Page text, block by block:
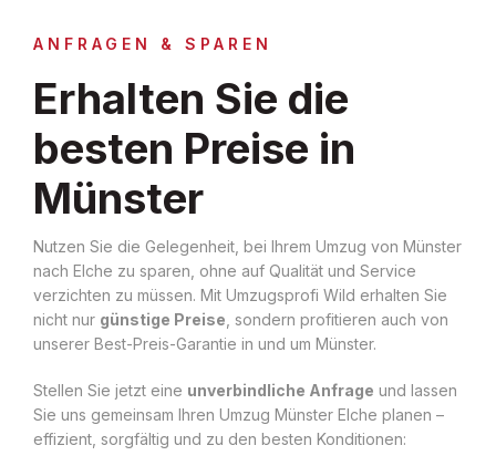
ANFRAGEN & SPAREN
Erhalten Sie die
besten Preise in
Münster
Nutzen Sie die Gelegenheit, bei Ihrem Umzug von Münster
nach Elche zu sparen, ohne auf Qualität und Service
verzichten zu müssen. Mit Umzugsprofi Wild erhalten Sie
nicht nur günstige Preise , sondern profitieren auch von
unserer Best-Preis-Garantie in und um Münster.
Stellen Sie jetzt eine unverbindliche Anfrage und lassen
Sie uns gemeinsam Ihren Umzug Münster Elche planen –
effizient, sorgfältig und zu den besten Konditionen: